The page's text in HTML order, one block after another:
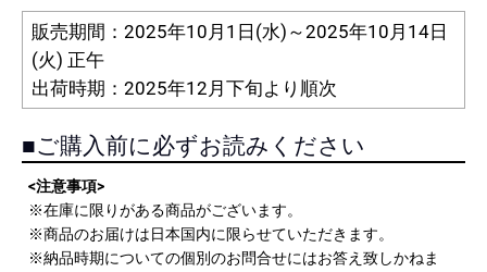
販売期間：2025年10月1日(水)～2025年10月14日
(火) 正午
出荷時期：2025年12月下旬より順次
■ご購入前に必ずお読みください
<注意事項>
※在庫に限りがある商品がございます。
※商品のお届けは日本国内に限らせていただきます。
※納品時期についての個別のお問合せにはお答え致しかねま